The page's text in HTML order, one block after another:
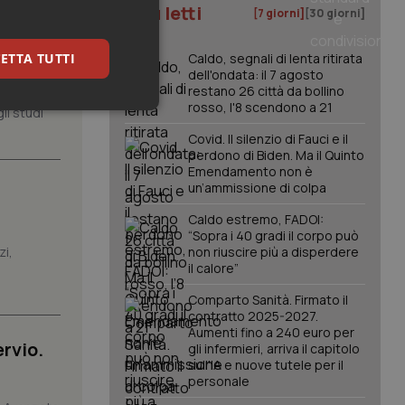
il
studi
I più letti [7 giorni] [30 giorni]
Caldo, segnali di lenta ritirata
dell'ondata: il 7 agosto
restano 26 città da bollino
rosso, l'8 scendono a 21
Covid. Il silenzio di Fauci e il
perdono di Biden. Ma il Quinto
Emendamento non è
un’ammissione di colpa
Caldo estremo, FADOI:
“Sopra i 40 gradi il corpo può
non riuscire più a disperdere
il calore”
Comparto Sanità. Firmato il
contratto 2025-2027.
Aumenti fino a 240 euro per
gli infermieri, arriva il capitolo
sull'IA e nuove tutele per il
personale
TUTTI
sulle pagine
memorizzare le
per la loro